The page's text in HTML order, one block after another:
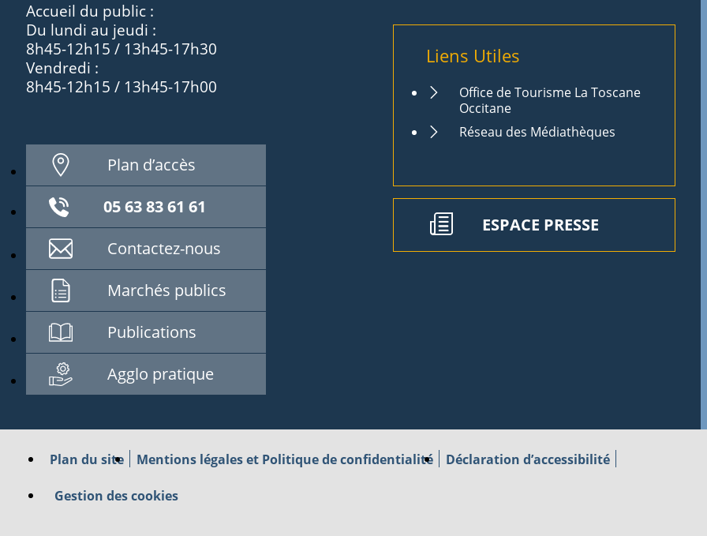
Accueil du public :
Du lundi au jeudi :
8h45-12h15 / 13h45-17h30
Vendredi :
8h45-12h15 / 13h45-17h00
Plan d’accès
05 63 83 61 61
Contactez-nous
Marchés publics
Publications
Agglo pratique
Liens Utiles
Office de Tourisme La Toscane
Occitane
Réseau des Médiathèques
ESPACE PRESSE
Plan du site Mentions légales et Politique de confidentialité Déclaration d’accessibilité
Gestion des cookies